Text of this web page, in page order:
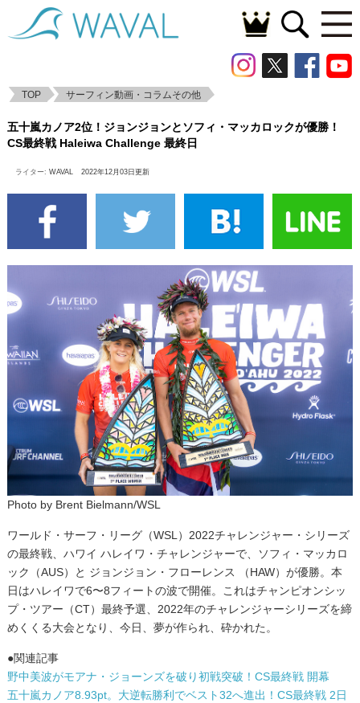
TOP サーフィン動画・コラムその他
マッカロックが優勝！CS最終戦 Haleiwa
Challenge 最終日
五十嵐カノア2位！ジョンジョンとソフィ・マッカロックが優勝！
CS最終戦 Haleiwa Challenge 最終日
ライター: WAVAL 2022年12月03日更新
Photo by Brent Bielmann/WSL
ワールド・サーフ・リーグ（WSL）2022チャレンジャー・シリーズ
の最終戦、ハワイ ハレイワ・チャレンジャーで、ソフィ・マッカロ
ック（AUS）と ジョンジョン・フローレンス （HAW）が優勝。本
日はハレイワで6〜8フィートの波で開催。これはチャンピオンシッ
プ・ツアー（CT）最終予選、2022年のチャレンジャーシリーズを締
めくくる大会となり、今日、夢が作られ、砕かれた。
●関連記事
野中美波がモアナ・ジョーンズを破り初戦突破！CS最終戦 開幕
五十嵐カノア8.93pt。大逆転勝利でベスト32へ進出！CS最終戦 2日